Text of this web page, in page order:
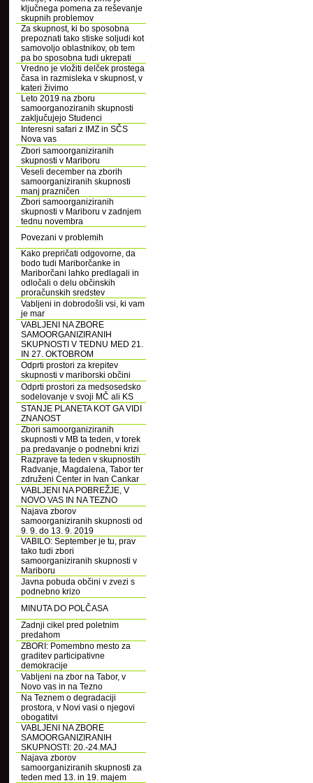
ključnega pomena za reševanje
skupnih problemov
Za skupnost, ki bo sposobna
prepoznati tako stiske soljudi kot
samovoljo oblastnikov, ob tem
pa bo sposobna tudi ukrepati
Vredno je vložiti delček prostega
časa in razmisleka v skupnost, v
kateri živimo
Leto 2019 na zboru
samoorganoziranih skupnosti
zaključujejo Studenci
Interesni safari z IMZ in SČS
Nova vas
Zbori samoorganiziranih
skupnosti v Mariboru
Veseli december na zborih
samoorganiziranih skupnosti
manj prazničen
Zbori samoorganiziranih
skupnosti v Mariboru v zadnjem
tednu novembra
Povezani v problemih
Kako prepričati odgovorne, da
bodo tudi Mariborčanke in
Mariborčani lahko predlagali in
odločali o delu občinskih
proračunskih sredstev
Vabljeni in dobrodošli vsi, ki vam
je mar
VABLJENI NA ZBORE
SAMOORGANIZIRANIH
SKUPNOSTI V TEDNU MED 21.
IN 27. OKTOBROM
Odprti prostori za krepitev
skupnosti v mariborski občini
Odprti prostori za medsosedsko
sodelovanje v svoji MČ ali KS
STANJE PLANETA KOT GA VIDI
ZNANOST
Zbori samoorganiziranih
skupnosti v MB ta teden, v torek
pa predavanje o podnebni krizi
Razprave ta teden v skupnostih
Radvanje, Magdalena, Tabor ter
združeni Center in Ivan Cankar
VABLJENI NA POBREŽJE, V
NOVO VAS IN NA TEZNO
Najava zborov
samoorganiziranih skupnosti od
9. 9. do 13. 9. 2019
VABILO: September je tu, prav
tako tudi zbori
samoorganiziranih skupnosti v
Mariboru
Javna pobuda občini v zvezi s
podnebno krizo
MINUTA DO POLČASA
Zadnji cikel pred poletnim
predahom
ZBORI: Pomembno mesto za
graditev participativne
demokracije
Vabljeni na zbor na Tabor, v
Novo vas in na Tezno
Na Teznem o degradaciji
prostora, v Novi vasi o njegovi
obogatitvi
VABLJENI NA ZBORE
SAMOORGANIZIRANIH
SKUPNOSTI: 20.-24.MAJ
Najava zborov
samoorganiziranih skupnosti za
teden med 13. in 19. majem